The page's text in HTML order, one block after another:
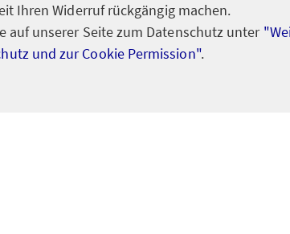
Ihren Widerruf rückgängig machen.
auf unserer Seite zum Datenschutz unter
und zur Cookie Permission".